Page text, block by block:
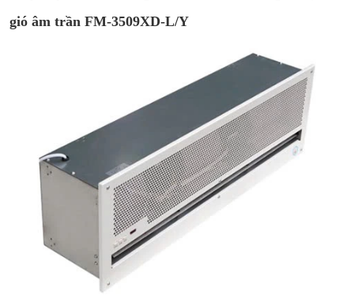
gió âm trần FM-3509XD-L/Y